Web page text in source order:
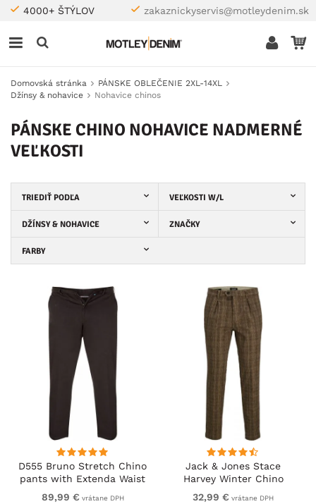
4000+ ŠTÝLOV zakaznickyservis@motleydenim.sk
Domovská stránka
PÁNSKE OBLEČENIE 2XL-14XL
Džínsy & nohavice
Nohavice chinos
PÁNSKE CHINO NOHAVICE NADMERNÉ
VEĽKOSTI
TRIEDIŤ PODĽA VEĽKOSTI W/L
DŽÍNSY & NOHAVICE ZNAČKY
FARBY
D555 Bruno Stretch Chino
pants with Extenda Waist
Black
89,99 € vrátane DPH
Jack & Jones Stace
Harvey Winter Chino
Pants Seal Brown
32,99 € vrátane DPH